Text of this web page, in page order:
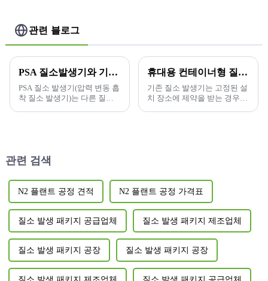
관련 블로그
PSA 질소발생기와 기타 질소생산기술의 비교분석
PSA 질소 발생기(압력 변동 흡
착 질소 발생기)는 다른 질소
휴대용 컨테이너형 질소 발생기, 유연한 가스 사용의 새로운 시대를 열다
기존 질소 발생기는 고정된 설
치 장소에 제약을 받는 경우가
관련 검색
N2 플랜트 공정 견적 N2 플랜트 공정 가격표
질소 발생 패키지 공급업체 질소 발생 패키지 제조업체
질소 발생 패키지 공장 질소 발생 패키지 공장